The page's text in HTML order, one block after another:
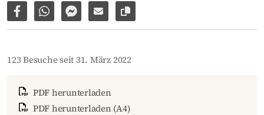
Auf Facebook teilen
Per WhatsApp weiterleiten
Per Facebook Messenger weiterleiten
Per E-Mail versenden
Link zur Seite kopieren
123 Besuche seit 31. März 2022
PDF herunterladen
PDF herunterladen (A4)